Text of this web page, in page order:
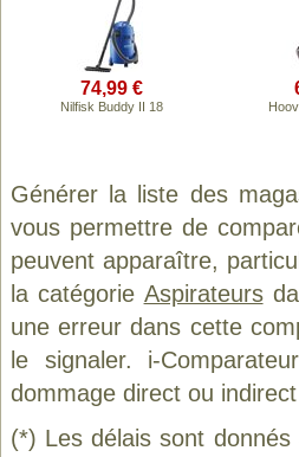
74,99 €
Nilfisk Buddy II 18
Générer la liste des
vous permettre de
peuvent apparaître,
la catégorie Aspirateurs
une erreur dans cette
le signaler. i-
dommage direct ou
(*) Les délais sont